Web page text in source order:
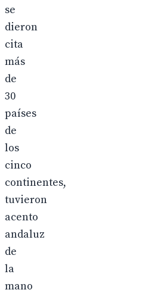
se
dieron
cita
más
de
30
países
de
los
cinco
continentes,
tuvieron
acento
andaluz
de
la
mano